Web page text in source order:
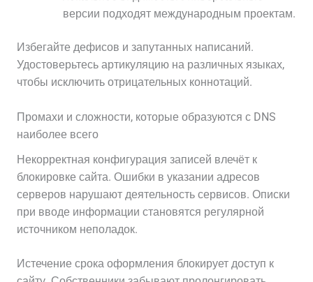
версии подходят международным проектам.
Избегайте дефисов и запутанных написаний.
Удостоверьтесь артикуляцию на различных языках,
чтобы исключить отрицательных коннотаций.
Промахи и сложности, которые образуются с DNS
наиболее всего
Некорректная конфигурация записей влечёт к
блокировке сайта. Ошибки в указании адресов
серверов нарушают деятельность сервисов. Описки
при вводе информации становятся регулярной
источником неполадок.
Истечение срока оформления блокирует доступ к